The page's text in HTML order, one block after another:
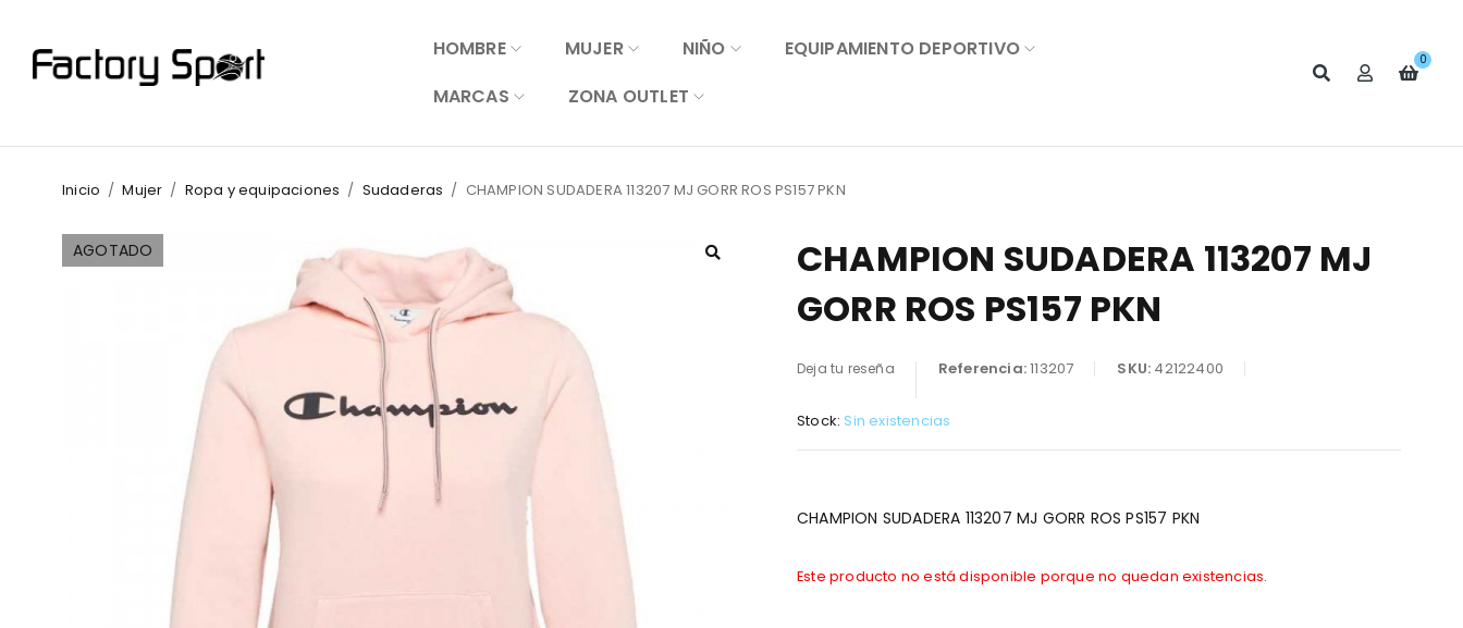
HOMBRE MUJER NIÑO
EQUIPAMIENTO DEPORTIVO
MARCAS
ZONA OUTLET
0
Inicio / Mujer / Ropa y equipaciones / Sudaderas / CHAMPION SUDADERA 113207 MJ GORR ROS PS157 PKN
AGOTADO
CHAMPION SUDADERA 113207 MJ
GORR ROS PS157 PKN
Deja tu reseña Referencia:113207 SKU: 42122400
Stock: Sin existencias
CHAMPION SUDADERA 113207 MJ GORR ROS PS157 PKN
Este producto no está disponible porque no quedan existencias.